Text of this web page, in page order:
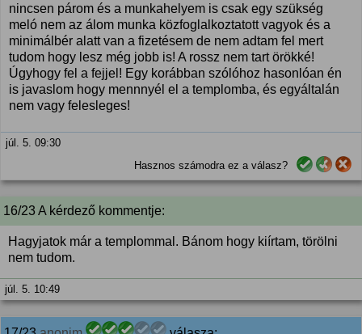
nincsen párom és a munkahelyem is csak egy szükség
meló nem az álom munka közfoglalkoztatott vagyok és a
minimálbér alatt van a fizetésem de nem adtam fel mert
tudom hogy lesz még jobb is! A rossz nem tart örökké!
Úgyhogy fel a fejjel! Egy korábban szólóhoz hasonlóan én
is javaslom hogy mennnyél el a templomba, és egyáltalán
nem vagy felesleges!
júl. 5. 09:30
Hasznos számodra ez a válasz?
16/23 A kérdező kommentje:
Hagyjatok már a templommal. Bánom hogy kiírtam, törölni
nem tudom.
júl. 5. 10:49